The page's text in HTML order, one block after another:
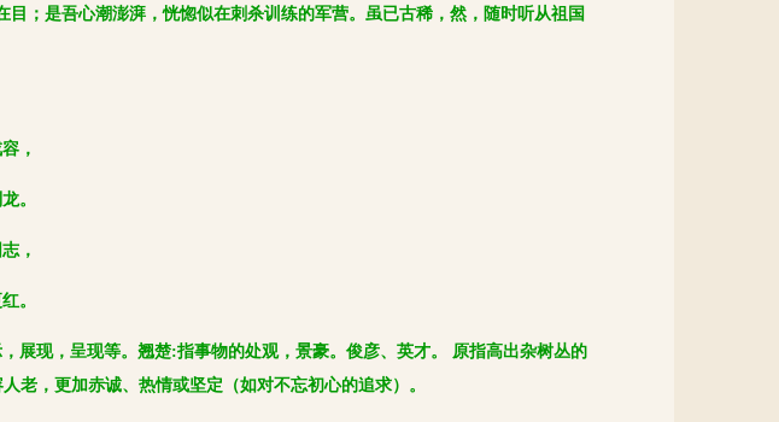
；是吾心潮澎湃，恍惚似在刺杀训练的军营。虽已古稀，然，随时听从祖国
，
。
，
。
展现，呈现等。翘楚:指事物的处观，景豪。俊彦、英才。 原指高出杂树丛的
老，更加赤诚、热情或坚定（如对不忘初心的追求）‌。